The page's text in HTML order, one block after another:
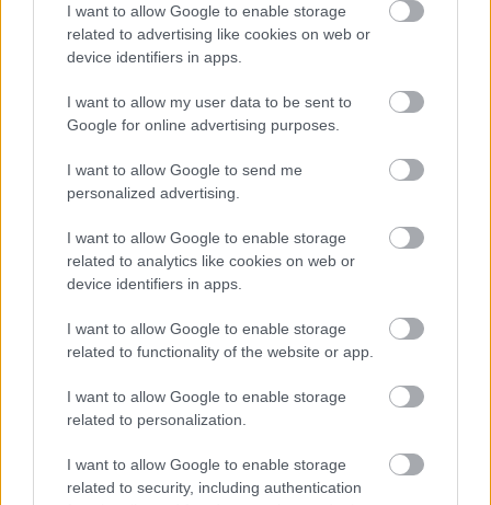
I want to allow Google to enable storage
related to advertising like cookies on web or
device identifiers in apps.
I want to allow my user data to be sent to
Google for online advertising purposes.
I want to allow Google to send me
personalized advertising.
I want to allow Google to enable storage
related to analytics like cookies on web or
device identifiers in apps.
I want to allow Google to enable storage
related to functionality of the website or app.
I want to allow Google to enable storage
related to personalization.
I want to allow Google to enable storage
related to security, including authentication
Látványos építési szakasz indult be a
Flórián téri felüljárón
mérföldköve a felülvizsgálat
árnyékában?
Elkészült a Liszt Ferenc repülőtér
közelében lévő logisztikai bázis út- és
Látlelet a hazai víziközművekről?
Egyetlen, fél évszázados vezetéken
múlt Bicske vízellátása